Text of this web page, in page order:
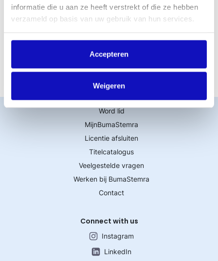
informatie die u aan ze heeft verstrekt of die ze hebben
verzameld op basis van uw gebruik van hun services.
Accepteren
Weigeren
Je kunt je helaas niet meer aanmelden voor een gratis
Word lid
MijnBumaStemra
Licentie afsluiten
Titelcatalogus
Veelgestelde vragen
Werken bij BumaStemra
Contact
Connect with us
Instagram
LinkedIn